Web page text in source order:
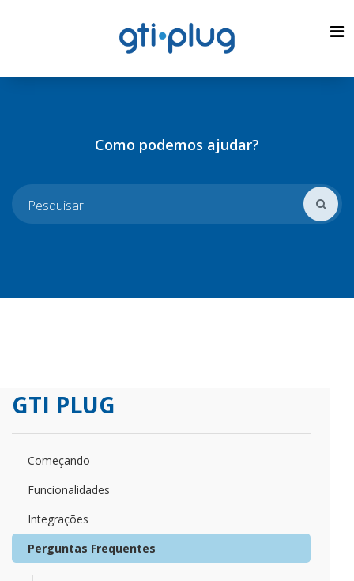
Como podemos ajudar?
GTI PLUG
Começando
Funcionalidades
Integrações
Perguntas Frequentes